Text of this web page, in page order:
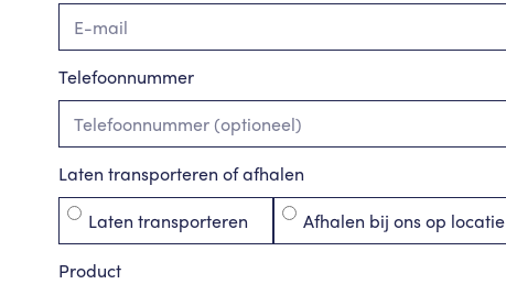
Telefoonnummer
Laten transporteren of afhalen
Laten transporteren
Afhalen bij ons op locatie
Product